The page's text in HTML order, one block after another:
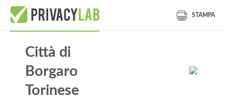
STAMPA
Città di
Borgaro
Torinese